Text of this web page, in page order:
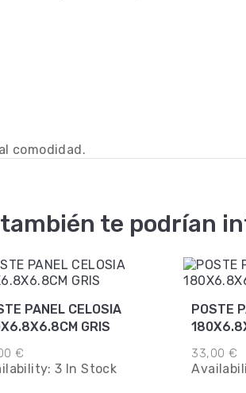
comodidad.
te podrían
PANEL CELOSIA
GRIS
€
3 In Stock
POSTE
33,00 €